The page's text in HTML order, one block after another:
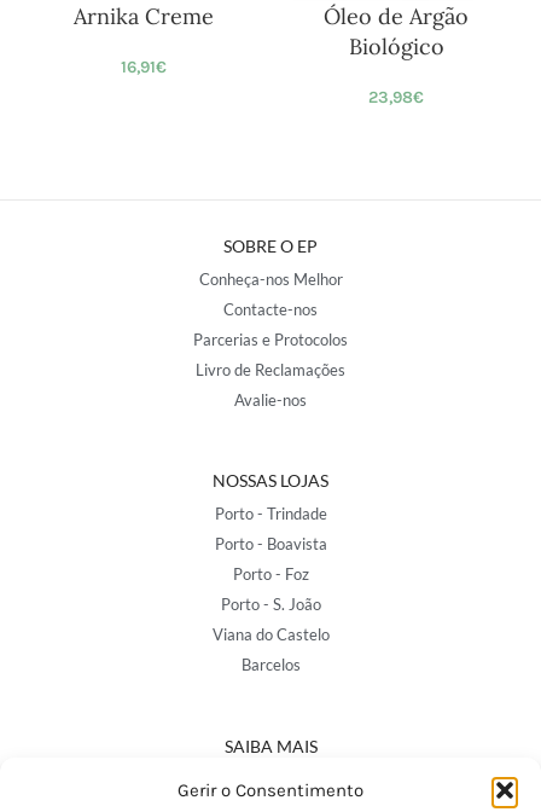
Gerir o Consentimento
Arnika Creme
16,91€
Óleo de Argão
Biológico
23,98€
SOBRE O EP
Conheça-nos Melhor
Contacte-nos
Parcerias e Protocolos
Livro de Reclamações
Avalie-nos
NOSSAS LOJAS
Porto - Trindade
Porto - Boavista
Porto - Foz
Porto - S. João
Viana do Castelo
Barcelos
SAIBA MAIS
Política de Privacidade